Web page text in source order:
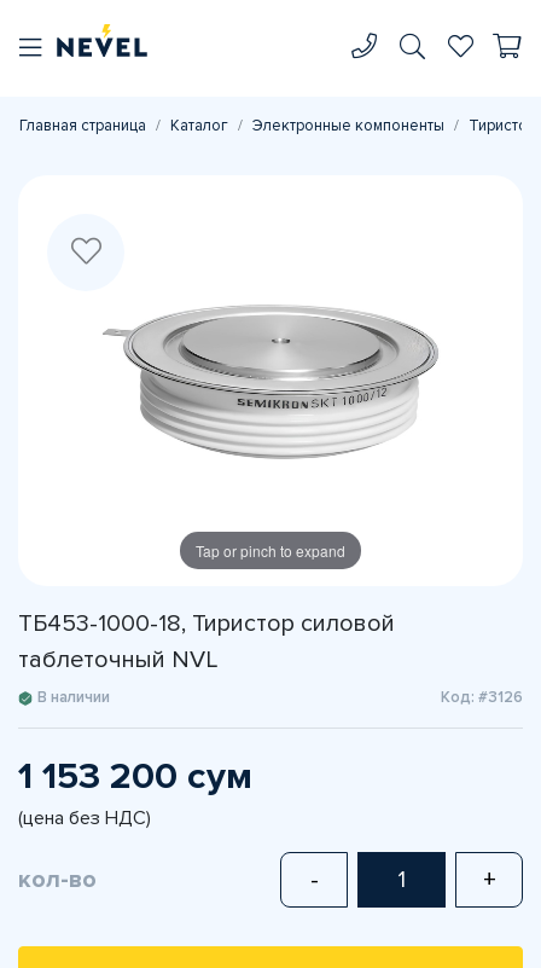
Главная страница Каталог Электронные компоненты
Tap or pinch to expand
ТБ453-1000-18, Тиристор силовой
таблеточный NVL
В наличии Код: #3126
1 153 200 сум
(цена без НДС)
кол-во - +